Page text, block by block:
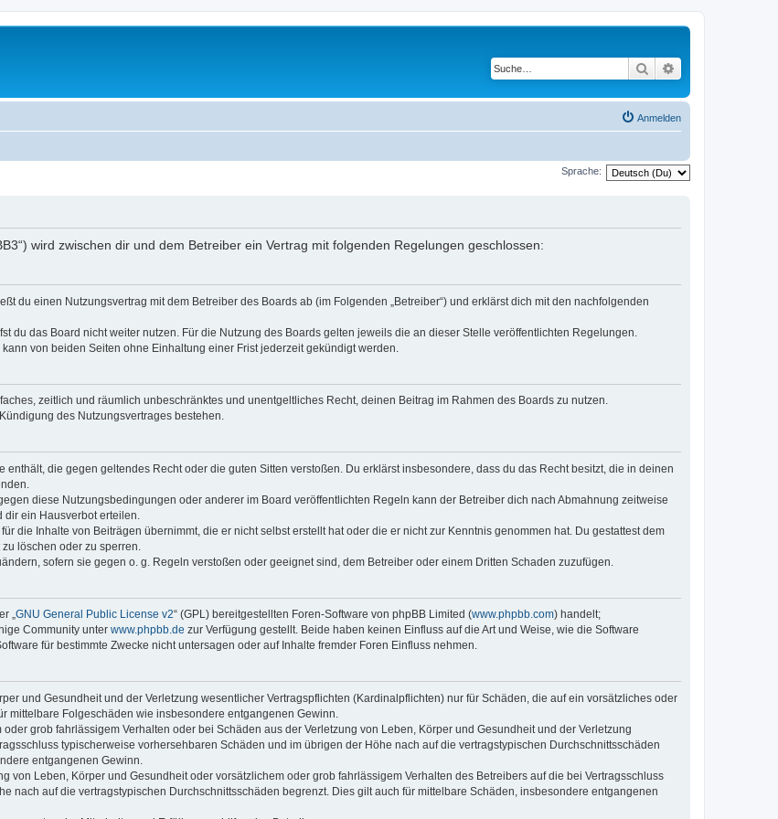
Suche
Anmelden
Sprache:
wird zwischen dir und dem Betreiber ein Vertrag mit folgenden Regelungen geschlossen:
du einen Nutzungsvertrag mit dem Betreiber des Boards ab (im Folgenden „Betreiber“) und erklärst dich mit den nachfolgenden
du das Board nicht weiter nutzen. Für die Nutzung des Boards gelten jeweils die an dieser Stelle veröffentlichten Regelungen.
von beiden Seiten ohne Einhaltung einer Frist jederzeit gekündigt werden.
zeitlich und räumlich unbeschränktes und unentgeltliches Recht, deinen Beitrag im Rahmen des Boards zu nutzen.
des Nutzungsvertrages bestehen.
die gegen geltendes Recht oder die guten Sitten verstoßen. Du erklärst insbesondere, dass du das Recht besitzt, die in deinen
diese Nutzungsbedingungen oder anderer im Board veröffentlichten Regeln kann der Betreiber dich nach Abmahnung zeitweise
ein Hausverbot erteilen.
die Inhalte von Beiträgen übernimmt, die er nicht selbst erstellt hat oder die er nicht zur Kenntnis genommen hat. Du gestattest dem
löschen oder zu sperren.
sofern sie gegen o. g. Regeln verstoßen oder geeignet sind, dem Betreiber oder einem Dritten Schaden zuzufügen.
„GNU General Public License v2“ (GPL) bereitgestellten Foren-Software von phpBB Limited (www.phpbb.com) handelt;
Community unter www.phpbb.de zur Verfügung gestellt. Beide haben keinen Einfluss auf die Art und Weise, wie die Software
für bestimmte Zwecke nicht untersagen oder auf Inhalte fremder Foren Einfluss nehmen.
und Gesundheit und der Verletzung wesentlicher Vertragspflichten (Kardinalpflichten) nur für Schäden, die auf ein vorsätzliches oder
mittelbare Folgeschäden wie insbesondere entgangenen Gewinn.
grob fahrlässigem Verhalten oder bei Schäden aus der Verletzung von Leben, Körper und Gesundheit und der Verletzung
typischerweise vorhersehbaren Schäden und im übrigen der Höhe nach auf die vertragstypischen Durchschnittsschäden
entgangenen Gewinn.
von Leben, Körper und Gesundheit oder vorsätzlichem oder grob fahrlässigem Verhalten des Betreibers auf die bei Vertragsschluss
nach auf die vertragstypischen Durchschnittsschäden begrenzt. Dies gilt auch für mittelbare Schäden, insbesondere entgangenen